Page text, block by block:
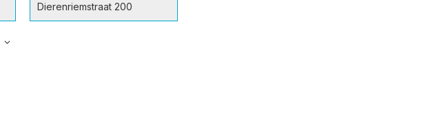
Dierenriemstraat 200